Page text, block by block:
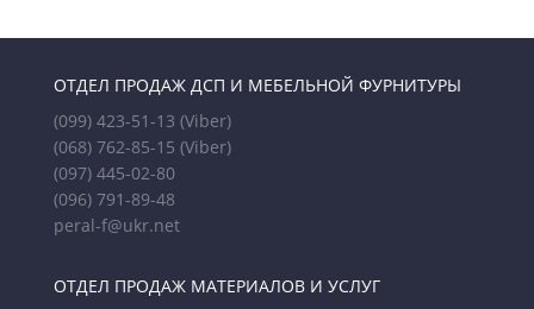
ОТДЕЛ ПРОДАЖ ДСП И МЕБЕЛЬНОЙ ФУРНИТУРЫ
(099) 423-51-13 (Viber)
(068) 762-85-15 (Viber)
(097) 445-02-80
(096) 791-89-48
peral-f@ukr.net
ОТДЕЛ ПРОДАЖ МАТЕРИАЛОВ И УСЛУГ